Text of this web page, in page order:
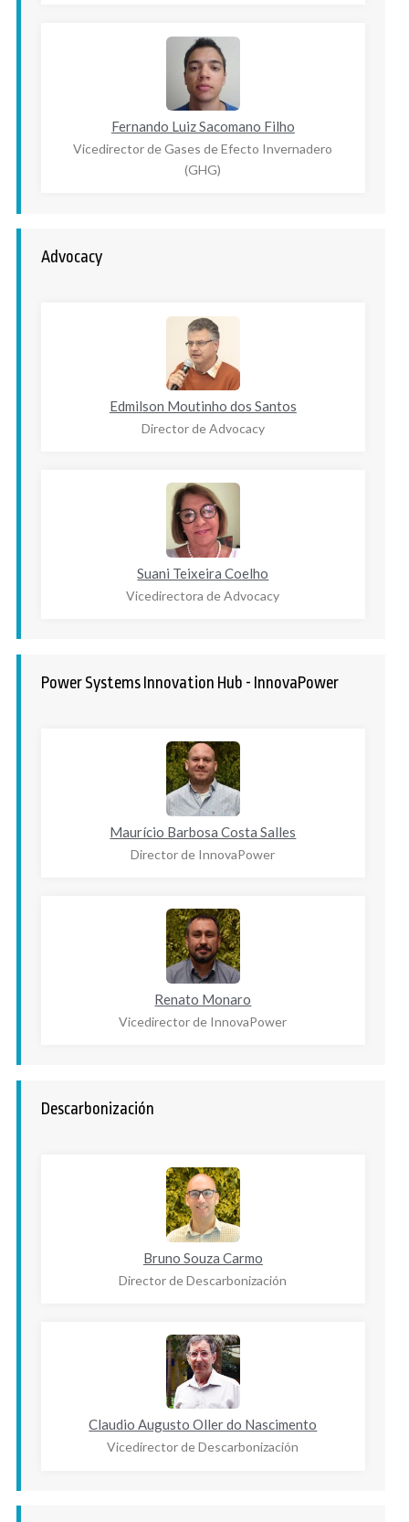
Fernando Luiz Sacomano Filho
Vicedirector de Gases de Efecto Invernadero
(GHG)
Advocacy
Edmilson Moutinho dos Santos
Director de Advocacy
Suani Teixeira Coelho
Vicedirectora de Advocacy
Power Systems Innovation Hub - InnovaPower
Maurício Barbosa Costa Salles
Director de InnovaPower
Renato Monaro
Vicedirector de InnovaPower
Descarbonización
Bruno Souza Carmo
Director de Descarbonización
Claudio Augusto Oller do Nascimento
Vicedirector de Descarbonización